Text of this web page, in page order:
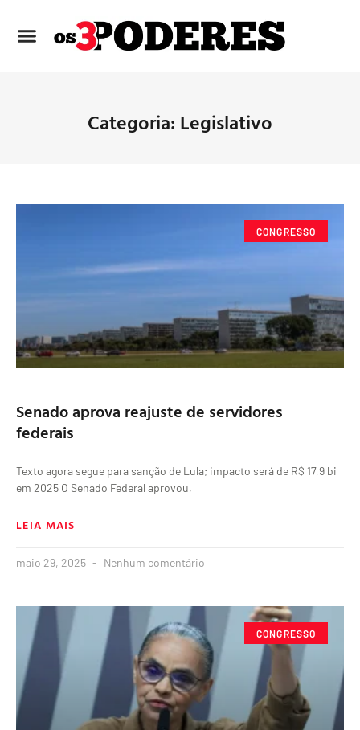
Categoria: Legislativo
CONGRESSO
Senado aprova reajuste de servidores
federais
Texto agora segue para sanção de Lula; impacto será de R$ 17,9 bi
em 2025 O Senado Federal aprovou,
LEIA MAIS
maio 29, 2025 Nenhum comentário
CONGRESSO